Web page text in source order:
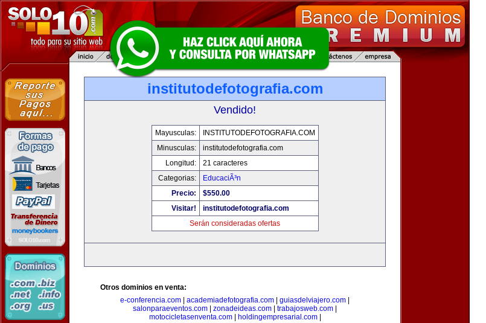
institutodefotografia.com
Vendido!
Mayusculas:
INSTITUTODEFOTOGRAFIA.COM
Minusculas:
institutodefotografia.com
Longitud:
21 caracteres
Categorias:
EducaciÃ³n
Precio:
$550.00
Visitar!
institutodefotografia.com
Serán consideradas ofertas
Otros dominios en venta:
e-conferencia.com
academiadefotografia.com guiasdelviajero.com
salonparaeventos.com
zonadeideas.com trabajosweb.com
motocicletasenventa.com| holdingempresarial.com|